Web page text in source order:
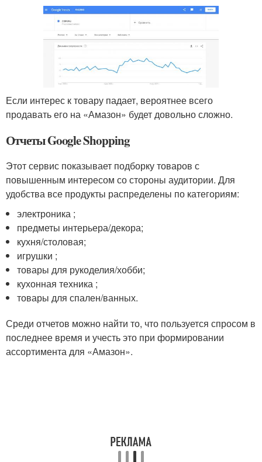
Если интерес к товару падает, вероятнее всего
продавать его на «Амазон» будет довольно сложно.
Отчеты Google Shopping
Этот сервис показывает подборку товаров с
повышенным интересом со стороны аудитории. Для
удобства все продукты распределены по категориям:
электроника ;
предметы интерьера/декора;
кухня/столовая;
игрушки ;
товары для рукоделия/хобби;
кухонная техника ;
товары для спален/ванных.
Среди отчетов можно найти то, что пользуется спросом в
последнее время и учесть это при формировании
ассортимента для «Амазон».